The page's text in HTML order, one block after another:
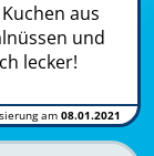
aus
und
lecker!
am 08.01.2021